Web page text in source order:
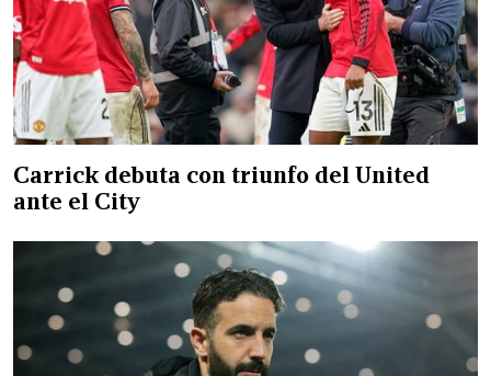
Carrick debuta con triunfo del United
ante el City